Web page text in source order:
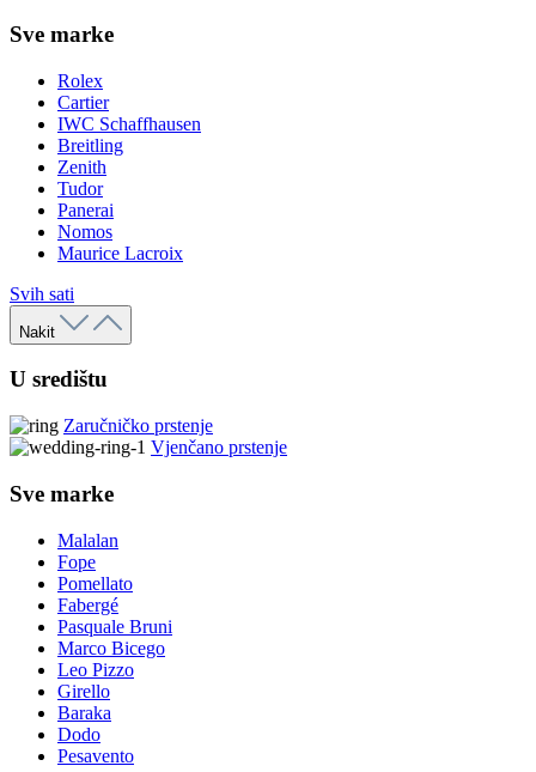
Sve marke
Rolex
Cartier
IWC Schaffhausen
Breitling
Zenith
Tudor
Panerai
Nomos
Maurice Lacroix
Svih sati
Nakit
U središtu
Zaručničko prstenje
Vjenčano prstenje
Sve marke
Malalan
Fope
Pomellato
Fabergé
Pasquale Bruni
Marco Bicego
Leo Pizzo
Girello
Baraka
Dodo
Pesavento